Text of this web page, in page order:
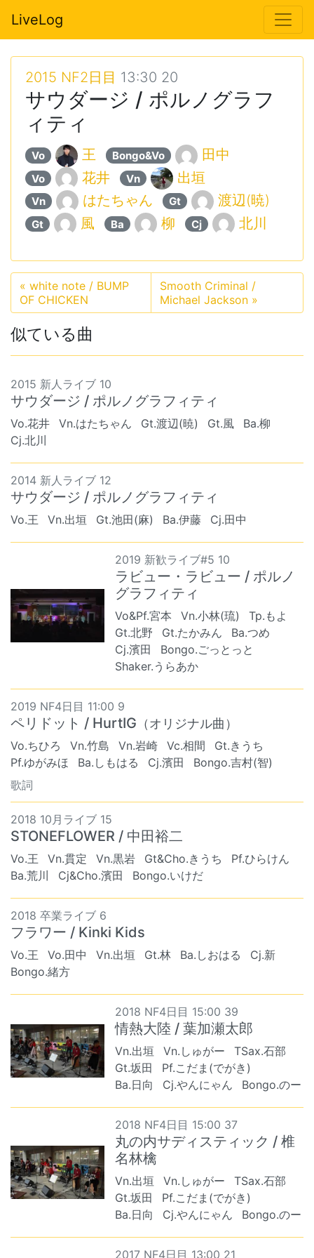
LiveLog
2015 NF2日目 13:30 20
サウダージ / ポルノグラフ
ィティ
Vo 王 Bongo&Vo 田中
Vo 花井 Vn 出垣
Vn はたちゃん Gt 渡辺(暁)
Gt 風 Ba 柳 Cj 北川
« white note / BUMP
OF CHICKEN
Smooth Criminal /
Michael Jackson »
似ている曲
2015 新人ライブ 10
サウダージ / ポルノグラフィティ
Vo.花井 Vn.はたちゃん Gt.渡辺(暁) Gt.風
Ba.柳
Cj.北川
2014 新人ライブ 12
サウダージ / ポルノグラフィティ
Vo.王 Vn.出垣 Gt.池田(麻) Ba.伊藤 Cj.田中
2019 新歓ライブ#5 10
ラビュー・ラビュー / ポルノ
グラフィティ
Vo&Pf.宮本 Vn.小林(琉)
Tp.もよ
Gt.北野
Gt.たかみん
Ba.つめ
Cj.濱田
Bongo.ごっとっと
Shaker.うらあか
2019 NF4日目 11:00 9
ペリドット / HurtIG （オリジナル曲）
Vo.ちひろ Vn.竹島 Vn.岩崎 Vc.相間
Gt.きうち
Pf.ゆがみほ
Ba.しもはる Cj.濱田
Bongo.吉村(智)
歌詞
2018 10月ライブ 15
STONEFLOWER / 中田裕二
Vo.王 Vn.貫定 Vn.黒岩 Gt&Cho.きうち
Pf.ひらけん
Ba.荒川
Cj&Cho.濱田 Bongo.いけだ
2018 卒業ライブ 6
フラワー / Kinki Kids
Vo.王 Vo.田中 Vn.出垣 Gt.林 Ba.しおはる
Cj.新
Bongo.緒方
2018 NF4日目 15:00 39
情熱大陸 / 葉加瀬太郎
Vn.出垣 Vn.しゅがー
TSax.石部
Gt.坂田
Pf.こだま(でがき)
Ba.日向
Cj.やんにゃん Bongo.のー
2018 NF4日目 15:00 37
丸の内サディスティック / 椎
名林檎
Vn.出垣 Vn.しゅがー
TSax.石部
Gt.坂田
Pf.こだま(でがき)
Ba.日向
Cj.やんにゃん Bongo.のー
2017 NF4日目 13:00 21